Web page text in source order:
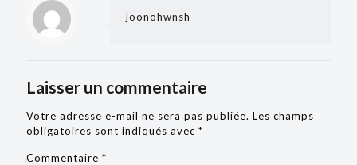
joonohwnsh
Laisser un commentaire
Votre adresse e-mail ne sera pas publiée. Les champs
obligatoires sont indiqués avec *
Commentaire *